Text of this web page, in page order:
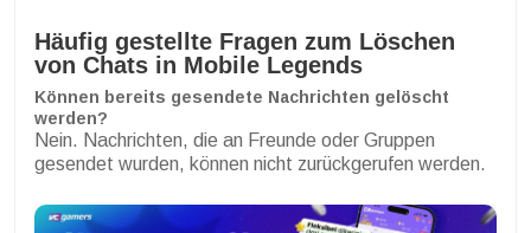
Häufig gestellte Fragen zum Löschen
von Chats in Mobile Legends
Können bereits gesendete Nachrichten gelöscht
werden?
Nein. Nachrichten, die an Freunde oder Gruppen
gesendet wurden, können nicht zurückgerufen werden.